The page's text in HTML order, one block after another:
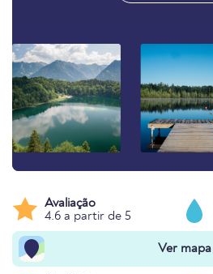
Avaliação
4.6 a partir de 5
Ver mapa